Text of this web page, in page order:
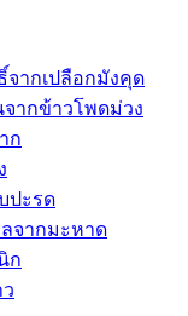
ากเปลือกมังคุด
ากข้าวโพดม่วง
ก
ปะรด
ลจากมะหาด
ก